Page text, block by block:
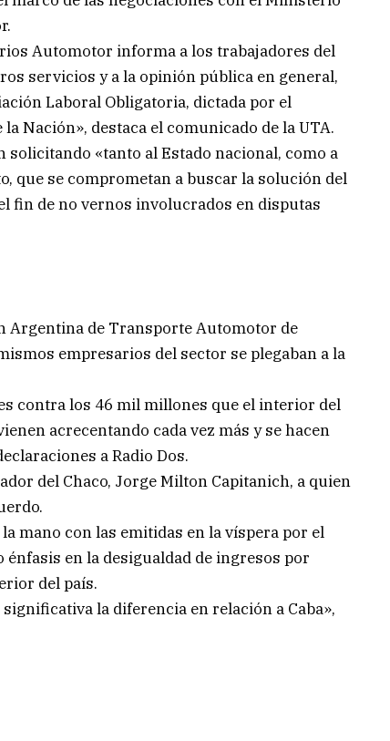
Automotor informa a los trabajadores del
servicios y a la opinión pública en general,
Laboral Obligatoria, dictada por el
Nación», destaca el comunicado de la UTA.
«tanto al Estado nacional, como a
que se comprometan a buscar la solución del
fin de no vernos involucrados en disputas
Argentina de Transporte Automotor de
empresarios del sector se plegaban a la
contra los 46 mil millones que el interior del
acrecentando cada vez más y se hacen
a Radio Dos.
del Chaco, Jorge Milton Capitanich, a quien
mano con las emitidas en la víspera por el
en la desigualdad de ingresos por
del país.
la diferencia en relación a Caba»,